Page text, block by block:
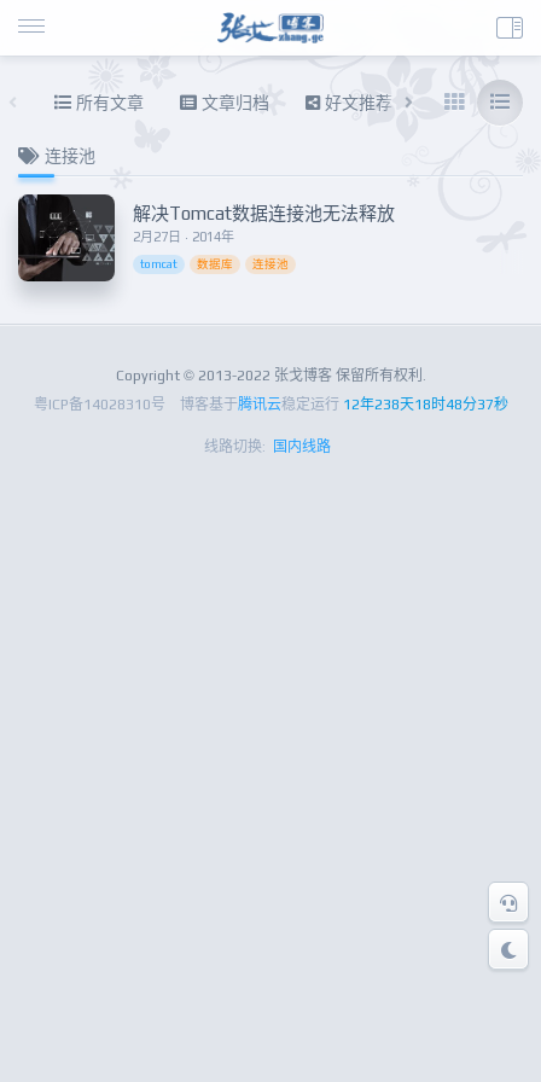
所有文章 文章归档 好文推荐 东拉西扯
连接池
2月27日 · 2014年
解决Tomcat数据连接池无法释放
tomcat 数据库 连接池
Copyright © 2013-2022 张戈博客 保留所有权利.
粤ICP备14028310号
博客基于腾讯云稳定运行 12年238天18时48分37秒
线路切换: 国内线路